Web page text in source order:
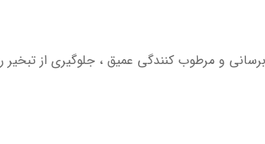
و مرطوب کنندگی عمیق ، جلوگیری از